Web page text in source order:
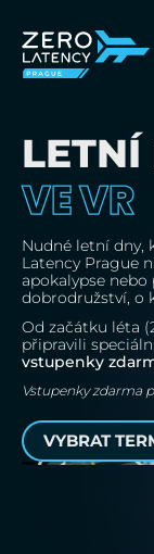
VE VR
Nudné letní dny,
Latency Prague
apokalypse
dobrodružství, o
Od začátku léta
připravili
vstupenky
Vstupenky zdarma
VYBRAT